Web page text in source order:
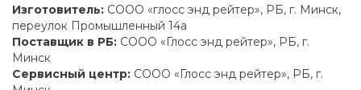
Изготовитель: СООО «глосс энд рейтер», РБ, г. Минск,
переулок Промышленный 14а
Поставщик в РБ: СООО «Глосс энд рейтер», РБ, г.
Минск
Сервисный центр: СООО «Глосс энд рейтер», РБ, г.